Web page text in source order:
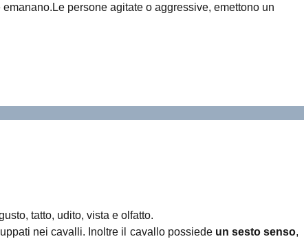
persone agitate o aggressive, emettono un
tatto, udito, vista e olfatto.
nei cavalli. Inoltre il cavallo possiede un sesto senso,